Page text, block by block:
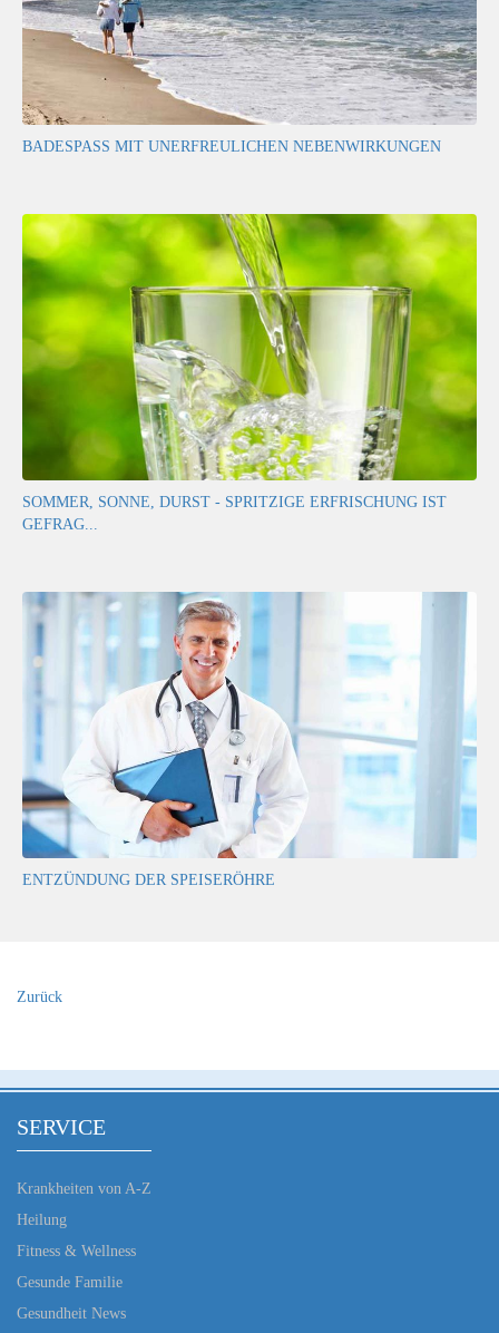
BADESPASS MIT UNERFREULICHEN NEBENWIRKUNGEN
SOMMER, SONNE, DURST - SPRITZIGE ERFRISCHUNG IST
GEFRAG...
ENTZÜNDUNG DER SPEISERÖHRE
Zurück
SERVICE
Krankheiten von A-Z
Heilung
Fitness & Wellness
Gesunde Familie
Gesundheit News